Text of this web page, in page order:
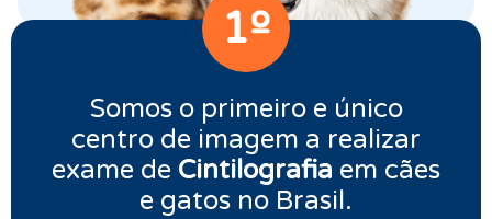
1º
Somos o primeiro e único
centro de imagem a realizar
exame de Cintilografia em cães
e gatos no Brasil.